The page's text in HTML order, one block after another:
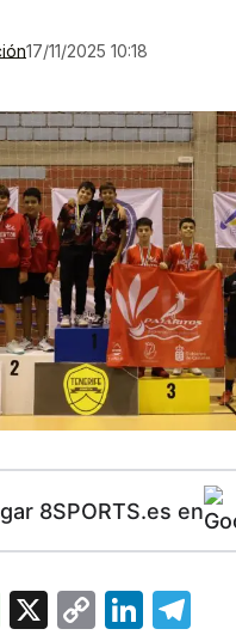
17/11/2025 10:18
8SPORTS.es en
WhatsApp
X
Copy